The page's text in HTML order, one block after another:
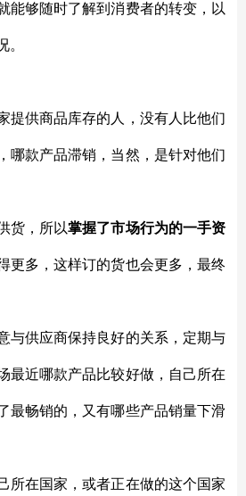
能够随时了解到消费者的转变，以
。
提供商品库存的人，没有人比他们
哪款产品滞销，当然，是针对他们
货，所以掌握了市场行为的一手资
更多，这样订的货也会更多，最终
与供应商保持良好的关系，定期与
最近哪款产品比较好做，自己所在
最畅销的，又有哪些产品销量下滑
所在国家，或者正在做的这个国家